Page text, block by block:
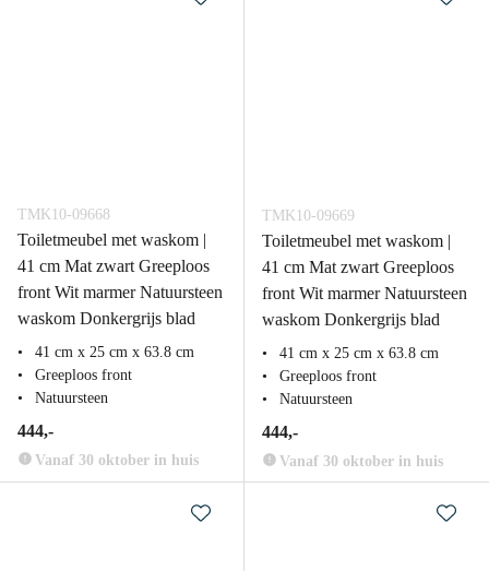
TMK10-09668
Toiletmeubel met waskom |
41 cm Mat zwart Greeploos
front Wit marmer Natuursteen
waskom Donkergrijs blad
41 cm x 25 cm x 63.8 cm
Greeploos front
Natuursteen
444,-
Vanaf 30 oktober in huis
TMK10-09669
Toiletmeubel met waskom |
41 cm Mat zwart Greeploos
front Wit marmer Natuursteen
waskom Donkergrijs blad
41 cm x 25 cm x 63.8 cm
Greeploos front
Natuursteen
444,-
Vanaf 30 oktober in huis